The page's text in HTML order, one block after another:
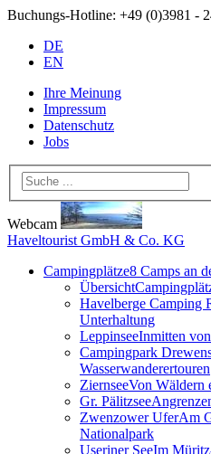
Buchungs-Hotline: +49 (0)3981 -
DE
EN
Ihre Meinung
Impressum
Datenschutz
Jobs
Webcam
Haveltourist GmbH & Co. KG
Campingplätze8 Camps an
Übersicht
Havelberge Camping
Unterhaltung
LeppinseeInmitten
Campingpark
Wasserwanderertouren
ZiernseeVon Wäldern
Gr. Pälitzsee
Zwenzower UferAm
Nationalpark
Useriner SeeIm